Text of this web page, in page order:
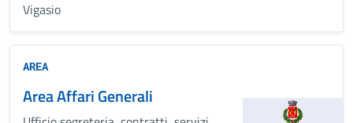
Vigasio
AREA
Area Affari Generali